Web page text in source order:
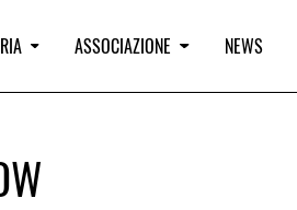
ASSOCIAZIONE NEWS